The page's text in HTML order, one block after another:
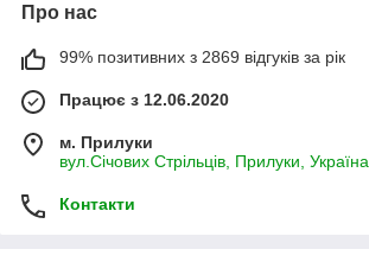
Про нас
99% позитивних з 2869 відгуків за рік
Працює з 12.06.2020
м. Прилуки
вул.Січових Стрільців, Прилуки, Україна
Контакти